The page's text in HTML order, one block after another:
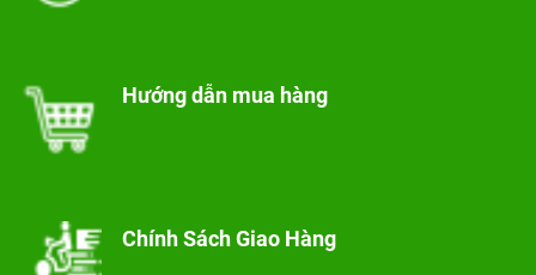
Hướng dẫn mua hàng
Chính Sách Giao Hàng